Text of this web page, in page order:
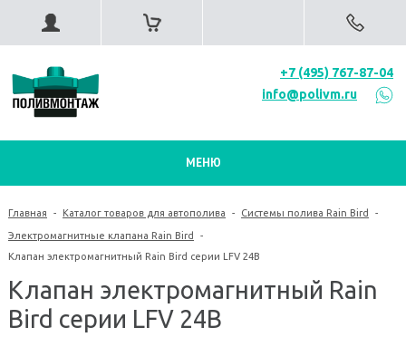
+7 (495) 767-87-04
info@polivm.ru
МЕНЮ
Главная - Каталог товаров для автополива - Системы полива Rain Bird -
Электромагнитные клапана Rain Bird
-
Клапан электромагнитный Rain Bird серии LFV 24В
Клапан электромагнитный Rain
Bird серии LFV 24В